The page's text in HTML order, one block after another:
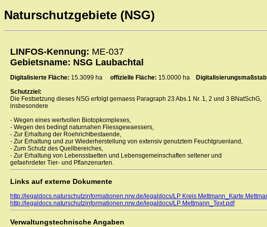
Naturschutzgebiete (NSG)
LINFOS-Kennung: ME-037
Gebietsname: NSG Laubachtal
Digitalisierte Fläche: 15.3099 ha offizielle Fläche: 15.0000 ha
Schutzziel:
Die Festsetzung dieses NSG erfolgt gemaess Paragraph 23 Abs.1 Nr. 1, 2 und 3 BNatSchG,
insbesondere
- Wegen eines wertvollen Biotopkomplexes,
- Wegen des bedingt naturnahen Fliessgewaessers,
- Zur Erhaltung der Roehrichtbestaende,
- Zur Erhaltung und zur Wiederherstellung von extensiv genutztem Feuchtgruenland,
- Zum Schutz des Quellbereiches,
- Zur Erhaltung von Lebensstaetten und Lebensgemeinschaften seltener und
gefaehrdeter Tier- und Pflanzenarten.
Links auf externe Dokumente
http://legaldocs.naturschutzinformationen.nrw.de/legaldocs/LP Kreis Mettmann_Karte
http://legaldocs.naturschutzinformationen.nrw.de/legaldocs/LP Mettmann_Text.pdf
Verwaltungstechnische Angaben